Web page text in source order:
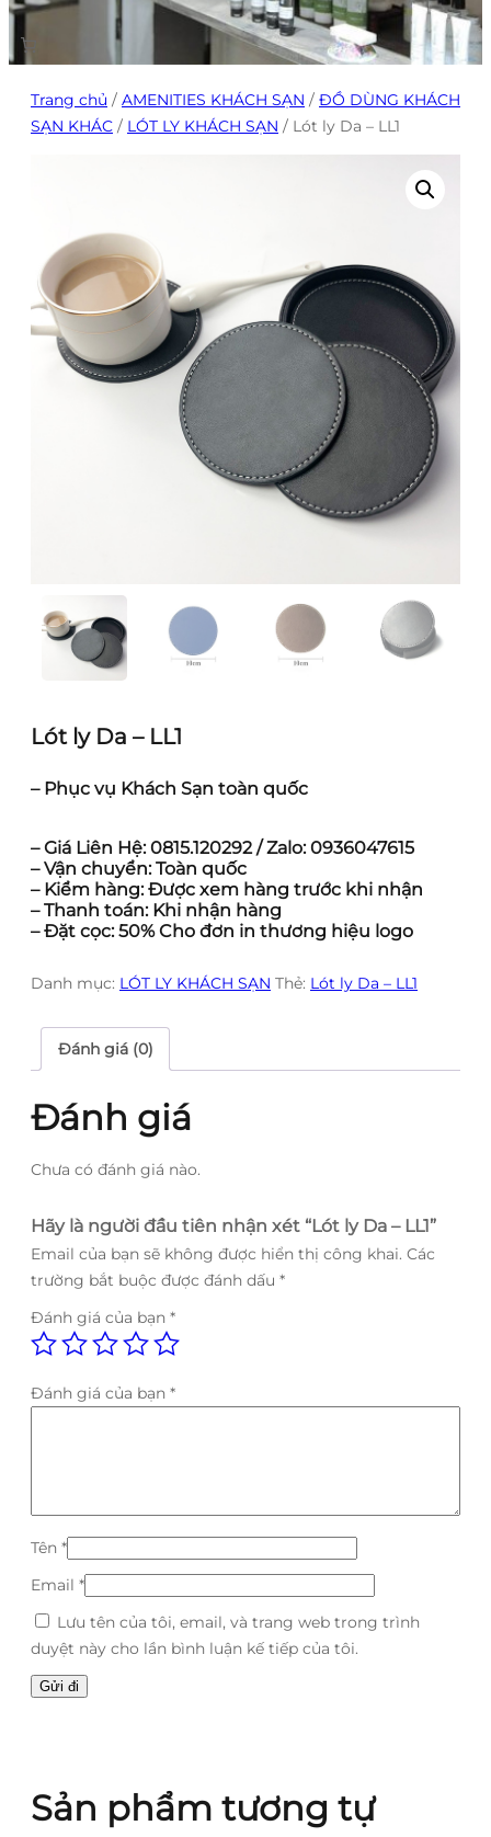
Trang chủ / AMENITIES KHÁCH SẠN / ĐỒ DÙNG KHÁCH
SẠN KHÁC / LÓT LY KHÁCH SẠN / Lót ly Da – LL1
Lót ly Da – LL1
– Phục vụ Khách Sạn toàn quốc
– Giá Liên Hệ: 0815.120292 / Zalo: 0936047615
– Vận chuyển: Toàn quốc
– Kiểm hàng: Được xem hàng trước khi nhận
– Thanh toán: Khi nhận hàng
– Đặt cọc: 50% Cho đơn in thương hiệu logo
Danh mục: LÓT LY KHÁCH SẠN Thẻ: Lót ly Da – LL1
Đánh giá (0)
Đánh giá
Chưa có đánh giá nào.
Hãy là người đầu tiên nhận xét “Lót ly Da – LL1”
Email của bạn sẽ không được hiển thị công khai. Các
trường bắt buộc được đánh dấu *
Đánh giá của bạn *
Đánh giá của bạn *
Tên *
Email *
Lưu tên của tôi, email, và trang web trong trình
duyệt này cho lần bình luận kế tiếp của tôi.
Sản phẩm tương tự